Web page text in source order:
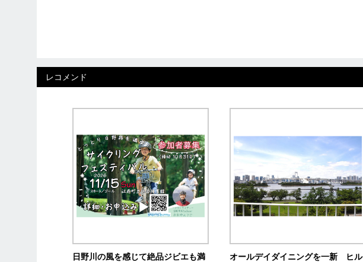
レコメンド
日野川の風を感じて絶品ジビエも満
オールデイダイニングを一新 ヒル